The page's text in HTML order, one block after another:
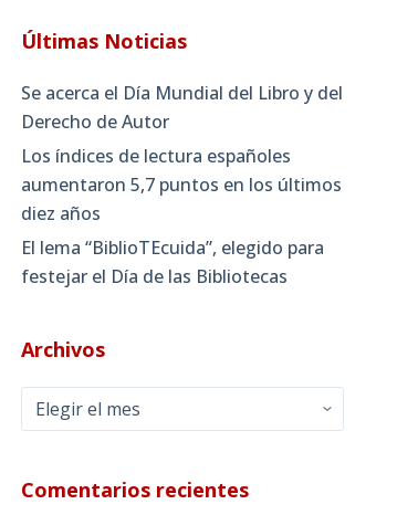
Últimas Noticias
Se acerca el Día Mundial del Libro y del
Derecho de Autor
Los índices de lectura españoles
aumentaron 5,7 puntos en los últimos
diez años
El lema “BiblioTEcuida”, elegido para
festejar el Día de las Bibliotecas
Archivos
Archivos
Comentarios recientes